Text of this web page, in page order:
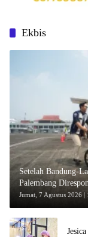
Ekbis
Setelah Bandung-
Palembang
Jumat, 7 Agustus 2026 |